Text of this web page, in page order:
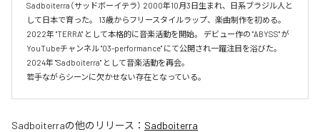
Sadboiterra（サッドボーイテラ） 2000年10月3日生まれ、日系ブラジル人と
して日本で育った。 13歳からフリースタイルラップ、楽曲制作を初める。
2022年 "TERRA" として本格的に音楽活動を開始。 デビュー作の "ABYSS" が
YouTubeチャンネル "03-performance" にて公開され一躍注目を浴びた。
2024年 "Sadboiterra" として音楽活動を再会。
若手ながらシーンに欠かせない存在となっている。
Sadboiterraの他のリリース： Sadboiterra